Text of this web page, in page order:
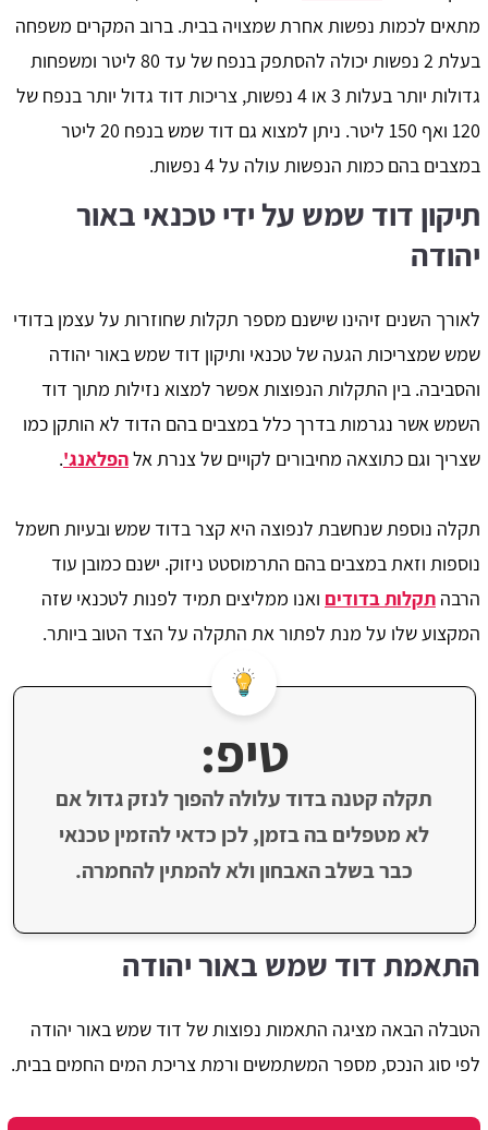
מתאים לכמות נפשות אחרת שמצויה בבית. ברוב המקרים משפחה
בעלת 2 נפשות יכולה להסתפק בנפח של עד 80 ליטר ומשפחות
גדולות יותר בעלות 3 או 4 נפשות, צריכות דוד גדול יותר בנפח של
120 ואף 150 ליטר. ניתן למצוא גם דוד שמש בנפח 20 ליטר
במצבים בהם כמות הנפשות עולה על 4 נפשות.
תיקון דוד שמש על ידי טכנאי באור
יהודה
לאורך השנים זיהינו שישנם מספר תקלות שחוזרות על עצמן בדודי
שמש שמצריכות הגעה של טכנאי ותיקון דוד שמש באור יהודה
והסביבה. בין התקלות הנפוצות אפשר למצוא נזילות מתוך דוד
השמש אשר נגרמות בדרך כלל במצבים בהם הדוד לא הותקן כמו
שצריך וגם כתוצאה מחיבורים לקויים של צנרת אלהפלאנג'.
תקלה נוספת שנחשבת לנפוצה היא קצר בדוד שמש ובעיות חשמל
נוספות וזאת במצבים בהם התרמוסטט ניזוק. ישנם כמובן עוד
הרבה תקלות בדודים ואנו ממליצים תמיד לפנות לטכנאי שזה
המקצוע שלו על מנת לפתור את התקלה על הצד הטוב ביותר.
טיפ:
תקלה קטנה בדוד עלולה להפוך לנזק גדול אם
לא מטפלים בה בזמן, לכן כדאי להזמין טכנאי
כבר בשלב האבחון ולא להמתין להחמרה.
התאמת דוד שמש באור יהודה
הטבלה הבאה מציגה התאמות נפוצות של דוד שמש באור יהודה
לפי סוג הנכס, מספר המשתמשים ורמת צריכת המים החמים בבית.